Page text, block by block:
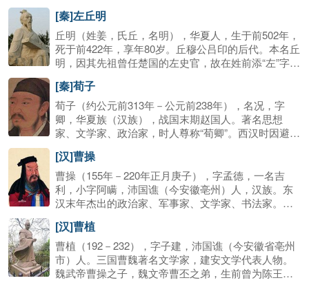
六论、十二纪共20余万言，汇合了先秦各派学说，“兼
儒墨，合名法”，故史称“杂家”。书成之日，悬于国
门，声称能改动一字者赏千金。此为“一字千金”。后因
嫪毐集团叛乱事受牵连，被免除相邦职务，出居河南
被诛杀，于是饮鸩自尽。
[秦]左丘明
丘明（姓姜，氏丘，名明），华夏人，生于前502年，
死于前422年，享年80岁。丘穆公吕印的后代。本名丘
明，因其先祖曾任楚国的左史官，故在姓前添“左”字，
。左氏世为鲁国太史，至丘明则约与孔子（前551-
479）同时，而年辈稍晚。他是当时著名史家、学者与
思想家，著有《春秋左氏传》、《国语》等。左丘明
的最重要贡献在于其所著《春秋左氏传》与《国语》
周，观书于周史”，故熟悉诸国史事，并深刻理解孔子
思想。
[秦]荀子
荀子（约公元前313年－公元前238年），名况，字
卿，华夏族（汉族），战国末期赵国人。著名思想
家、文学家、政治家，时人尊称“荀卿”。西汉时因避汉
卿。曾三次出任齐国稷下学宫的祭酒，后为楚兰陵
（位于今山东兰陵县）令。荀子对儒家思想有所发
展，提倡性恶论，其学说常被后人拿来跟孟子的‘性善
说’比较，荀子对重新整理儒家典籍也有相当显著的贡
[汉]曹操
曹操（155年－220年正月庚子），字孟德，一名吉
利，小字阿瞒，沛国谯（今安徽亳州）人，汉族。东
汉末年杰出的政治家、军事家、文学家、书法家。三
皇帝，庙号太祖。曹操精兵法，善诗歌，抒发自己的
政治抱负，并反映汉末人民的苦难生活，气魄雄伟，
慷慨悲凉；散文亦清峻整洁，开启并繁荣了建安文
学，给后人留下了宝贵的精神财富，史称建安风骨，
[汉]曹植
曹植（192－232），字子建，沛国谯（今安徽省亳州
市）人。三国曹魏著名文学家，建安文学代表人物。
魏武帝曹操之子，魏文帝曹丕之弟，生前曾为陈王，